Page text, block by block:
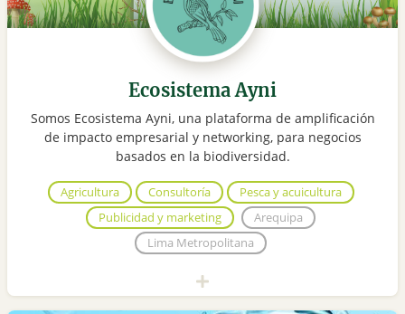
Ecosistema Ayni
Somos Ecosistema Ayni, una plataforma de amplificación
de impacto empresarial y networking, para negocios
basados en la biodiversidad.
Agricultura Consultoría
Pesca y acuicultura
Publicidad y marketing
Arequipa
Lima Metropolitana